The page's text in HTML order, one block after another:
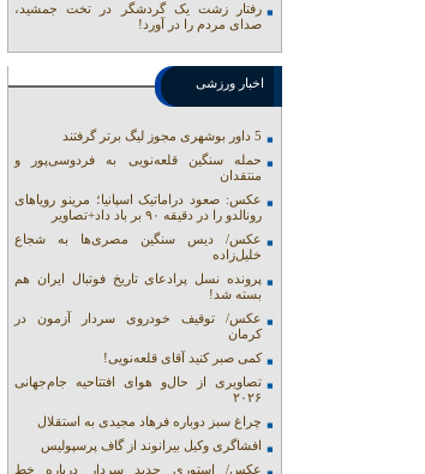
رفتار زشت یک گردشگر در تخت جمشید،
صدای مردم را در آورد!
اخبار ورزشی
5 داور بوشهری مجوز لیگ برتر گرفتند
حمله سنگین قلعه‌نویی به فردوسی‌پور و
منتقدان
عکس: صعود دراماتیک اسپانیا؛ مرینو رویاهای
رونالدو را در دقیقه ۹۰ بر باد داد+تصاویر
عکس/ دیس سنگین مصری‌ها به شجاع
خلیل‌زاده
پرونده نسل پرادعای تاریخ فوتبال ایران هم
بسته شد!
عکس/ توقیف خودروی سردار آزمون در
کرمان
کمی صبر کنید آقای قلعه‌نویی!
تصاویری از حال‌و هوای افتتاحیه جام‌جهانی
۲۰۲۶
چراغ سبز دوباره فرهاد مجیدی به استقلال
افشاگری وکیل بیرانوند از گاف‌ پرسپولیس
عکس/ استوری جدید سردار درباره خط